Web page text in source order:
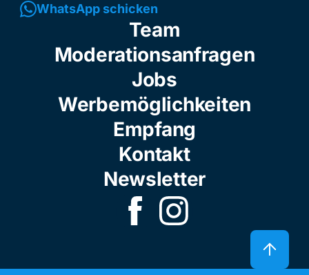
WhatsApp schicken
Team
Moderationsanfragen
Jobs
Werbemöglichkeiten
Empfang
Kontakt
Newsletter